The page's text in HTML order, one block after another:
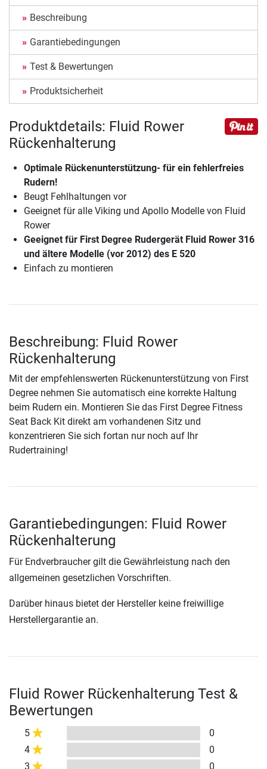
Beschreibung
Garantiebedingungen
Test & Bewertungen
Produktsicherheit
Produktdetails: Fluid Rower
Rückenhalterung
Optimale Rückenunterstützung- für ein fehlerfreies
Rudern!
Beugt Fehlhaltungen vor
Geeignet für alle Viking und Apollo Modelle von Fluid
Rower
Geeignet für First Degree Rudergerät Fluid Rower 316
und ältere Modelle (vor 2012) des E 520
Einfach zu montieren
Beschreibung: Fluid Rower
Rückenhalterung
Mit der empfehlenswerten Rückenunterstützung von First
Degree nehmen Sie automatisch eine korrekte Haltung
beim Rudern ein. Montieren Sie das First Degree Fitness
Seat Back Kit direkt am vorhandenen Sitz und
konzentrieren Sie sich fortan nur noch auf Ihr
Rudertraining!
Garantiebedingungen: Fluid Rower
Rückenhalterung
Für Endverbraucher gilt die Gewährleistung nach den
allgemeinen gesetzlichen Vorschriften.
Darüber hinaus bietet der Hersteller keine freiwillige
Herstellergarantie an.
Fluid Rower Rückenhalterung Test &
Bewertungen
5
0
4
0
3
0